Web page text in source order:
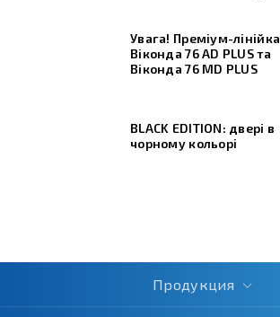
Увага! Преміум-лінійка
Віконда 76 AD PLUS та
Віконда 76 МD PLUS
BLACK EDITION: двері в
чорному кольорі
Продукция